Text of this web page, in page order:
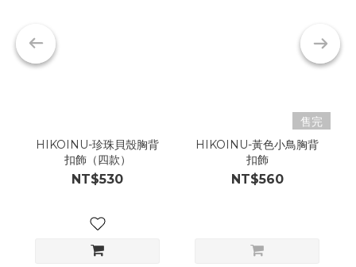
HIKOINU-珍珠貝殼胸背
扣飾（四款）
NT$530
售完
HIKOINU-黃色小鳥胸背
扣飾
NT$560